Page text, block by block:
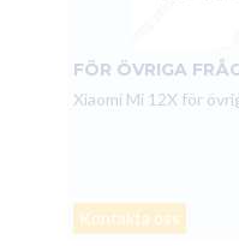
FÖR ÖVRIGA
Xiaomi Mi 12X för
Kontakta oss